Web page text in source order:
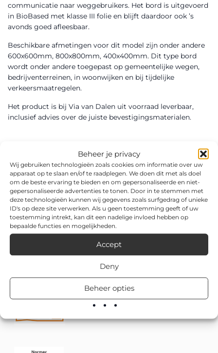
Beheer je privacy
Wij gebruiken technologieën zoals cookies om informatie over uw
apparaat op te slaan en/of te raadplegen. We doen dit met als doel
om de beste ervaring te bieden en om gepersonaliseerde en niet-
gepersonaliseerde advertenties te tonen. Door in te stemmen met
deze technologieën kunnen wij gegevens zoals surfgedrag of unieke
ID's op deze site verwerken. Als u geen toestemming geeft of uw
toestemming intrekt, kan dit een nadelige invloed hebben op
bepaalde functies en mogelijkheden.
Accept
Deny
Beheer opties
communicatie naar weggebruikers. Het bord is uitgevoerd
in BioBased met klasse III folie en blijft daardoor ook ’s
avonds goed afleesbaar.
Beschikbare afmetingen voor dit model zijn onder andere
600x600mm, 800x800mm, 400x400mm. Dit type bord
wordt onder andere toegepast op gemeentelijke wegen,
bedrijventerreinen, in woonwijken en bij tijdelijke
verkeersmaatregelen.
Het product is bij Via van Dalen uit voorraad leverbaar,
inclusief advies over de juiste bevestigingsmaterialen.